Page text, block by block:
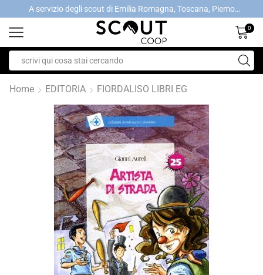
A servizio degli scout di Emilia Romagna, Toscana, Piemonte, Valle d'Aosta- Gratis la spedizione con ordini > €40
0
Home EDITORIA FIORDALISO LIBRI EG